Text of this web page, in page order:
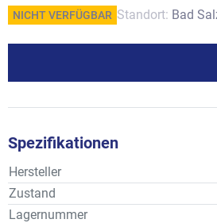
NICHT VERFÜGBAR Standort: Bad
Spezifikationen
Hersteller
Zustand
Lagernummer